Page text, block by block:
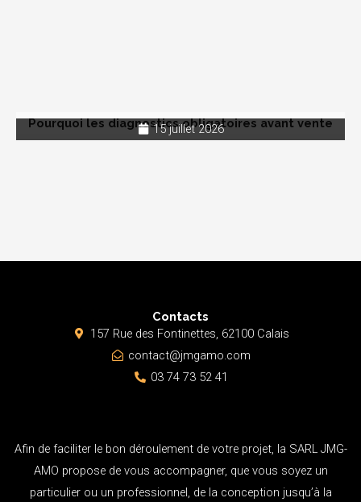
Pourquoi les diagnostics obligatoires avant vente
15 juillet 2026
Contacts
157 Rue des Fontinettes, 62100 Calais
contact@jmgamo.com
03 74 73 52 41
Afin de faciliter le bon déroulement de votre projet, la SARL JMG-
AMO propose de vous accompagner, que vous soyez un
particulier ou un professionnel, de la conception jusqu’à la